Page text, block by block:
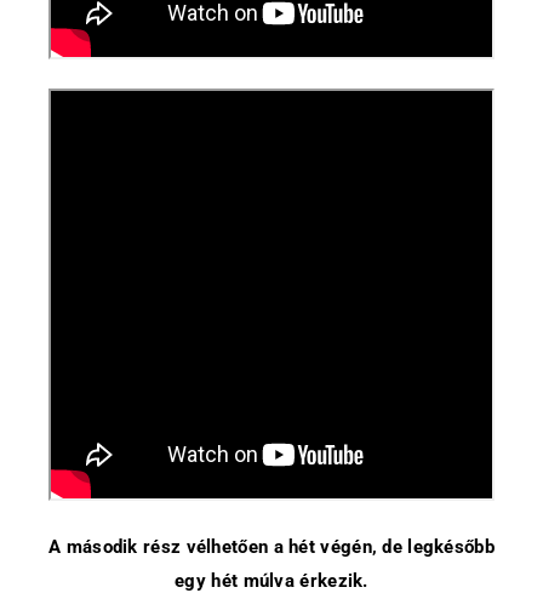
A második rész vélhetően a hét végén, de legkésőbb
egy hét múlva érkezik.